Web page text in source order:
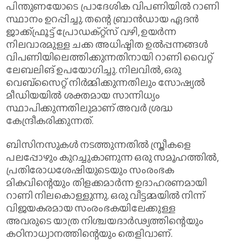
പിന്തുണയോടെ പ്രാദേശിക വിപണിയിൽ റാണി
സ്ഥാനം ഉറപ്പിച്ചു. തന്റെ ബ്രാൻഡായ ഏദൻ
ജാക്ക്ഫ്രൂട്ട് പ്രോഡക്റ്റ്സ് വഴി, ഉയർന്ന
നിലവാരമുള്ള ചക്ക അധിഷ്ഠിത ഉൽ‌പ്പന്നങ്ങൾ
വിപണിയിലെത്തിക്കുന്നതിനായി റാണി വൈറ്റ്
ലേബലിങ് ഉപയോഗിച്ചു. നിലവിൽ, ഒരു
വെബ്‌സൈറ്റ് നിർമ്മിക്കുന്നതിലും സോഷ്യൽ
മീഡിയയിൽ ശക്തമായ സാന്നിധ്യം
സ്ഥാപിക്കുന്നതിലുമാണ് അവർ ശ്രദ്ധ
കേന്ദ്രീകരിക്കുന്നത്.
ബിസിനസുകൾ നടത്തുന്നതിൽ സ്ത്രീകളെ
പലപ്പോഴും കുറച്ചുകാണുന്ന ഒരു സമൂഹത്തിൽ,
പ്രതിരോധശേഷിയുടെയും സംരംഭക
മികവിന്റെയും തിളക്കമാർന്ന ഉദാഹരണമായി
റാണി നിലകൊള്ളുന്നു. ഒരു വീട്ടമ്മയിൽ നിന്ന്
വിജയകരമായ സംരംഭകയിലേക്കുള്ള
അവരുടെ യാത്ര നിശ്ചയദാർഢ്യത്തിന്റെയും
കഠിനാധ്വാനത്തിന്റെയും തെളിവാണ്.